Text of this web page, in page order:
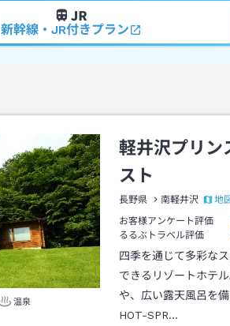
新幹線・JR付きプラン
温泉
軽井沢プリ
スト
長野県 南軽井沢
地
お客様アンケート評価
るるぶトラベル評価
四季を通じて多彩な
できるリゾートホテ
や、広い露天風呂を
HOT-SPR…